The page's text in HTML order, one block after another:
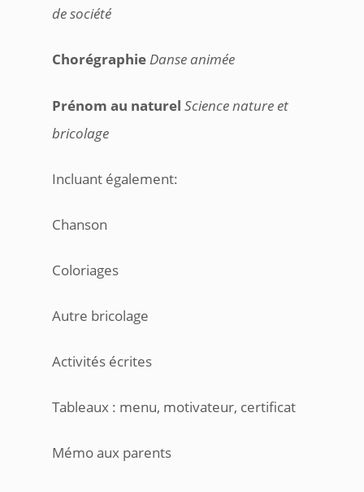
de société
ChorégraphieDanse animée
Prénom au naturel Science nature et
bricolage
Incluant également:
Chanson
Coloriages
Autre bricolage
Activités écrites
Tableaux : menu, motivateur, certificat
Mémo aux parents